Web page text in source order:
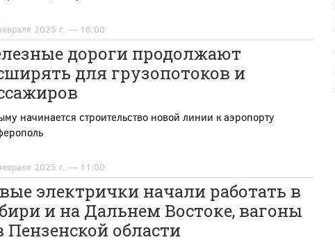
2025 г. — 16:00
дороги продолжают
для грузопотоков и
начинается строительство новой линии к аэропорту
2025 г. — 11:00
электрички начали работать в
и на Дальнем Востоке, вагоны
Пензенской области